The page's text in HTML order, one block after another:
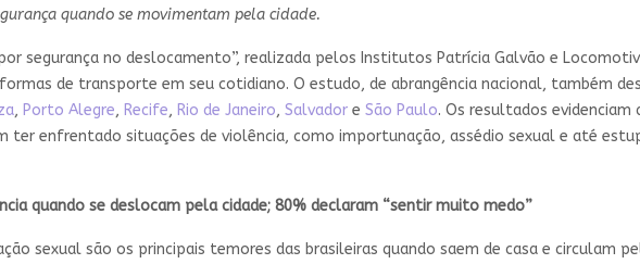
quando se movimentam pela cidade.
segurança no deslocamento”, realizada pelos Institutos Patrícia Galvão e
de transporte em seu cotidiano. O estudo, de abrangência nacional, também
, Porto Alegre, Recife, Rio de Janeiro, Salvador e São Paulo. Os resultados evidenciam
ter enfrentado situações de violência, como importunação, assédio sexual e até
quando se deslocam pela cidade; 80% declaram “sentir muito medo”
sexual são os principais temores das brasileiras quando saem de casa e circulam